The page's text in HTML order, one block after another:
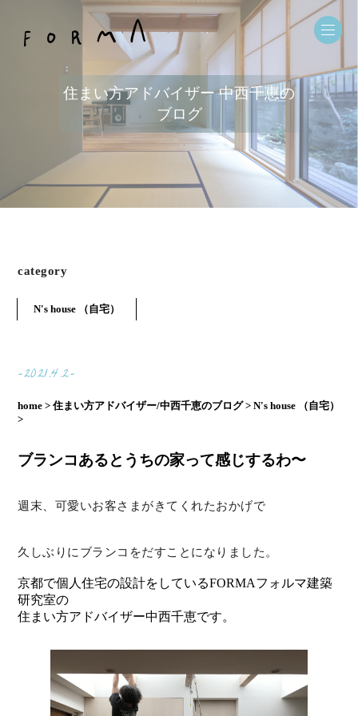
住まい方アドバイザー 中西千恵の
ブログ
category
N's house （自宅）
-2021.4.2-
home > 住まい方アドバイザー/中西千恵のブログ > N's house （自宅）
>
ブランコあるとうちの家って感じするわ〜
週末、可愛いお客さまがきてくれたおかげで
久しぶりにブランコをだすことになりました。
京都で個人住宅の設計をしているFORMAフォルマ建築
研究室の
住まい方アドバイザー中西千恵です。